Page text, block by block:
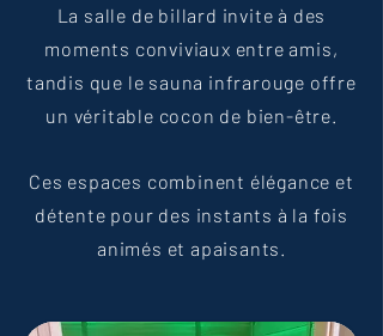
​La salle de billard invite à des
moments conviviaux entre amis,
tandis que le sauna infrarouge offre
un véritable cocon de bien-être.
Ces espaces combinent élégance et
détente pour des instants à la fois
animés et apaisants.